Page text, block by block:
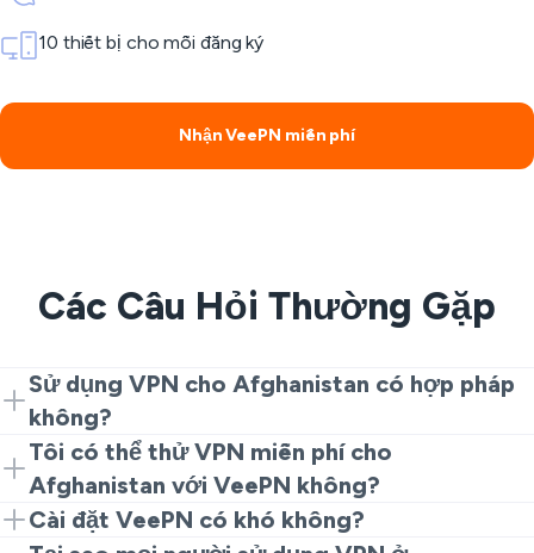
10 thiết bị cho mỗi đăng ký
Nhận VeePN miễn phí
Các Câu Hỏi Thường Gặp
Sử dụng VPN cho Afghanistan có hợp pháp
không?
Đối với việc sử dụng quyền riêng tư bình thường, đây
là hoàn toàn bình thường. Nhiều người sử dụng VPN
cho Afghanistan để lướt web an toàn hơn, bảo vệ dữ
liệu cá nhân và thêm độ bảo mật. Chỉ cần tuân thủ các
Tôi có thể thử VPN miễn phí cho
Afghanistan với VeePN không?
Có. Bạn có thể bắt đầu với tiện ích mở rộng trình
duyệt VeePN. Theo cách này, bạn có thể thử một tùy
Cài đặt VeePN có khó không?